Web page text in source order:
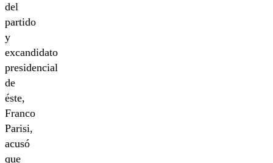
del
partido
y
excandidato
presidencial
de
éste,
Franco
Parisi,
acusó
que